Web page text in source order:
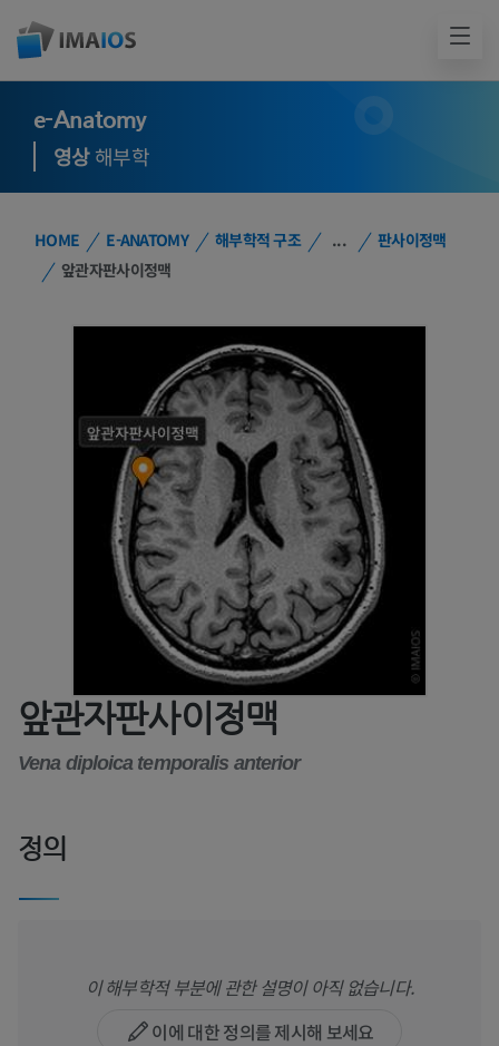
e-Anatomy
영상해부학
HOME E-ANATOMY 해부학적 구조 ...
판사이정맥
앞관자판사이정맥
앞관자판사이정맥
Vena diploica temporalis anterior
정의
이 해부학적 부분에 관한 설명이 아직 없습니다.
이에 대한 정의를 제시해 보세요